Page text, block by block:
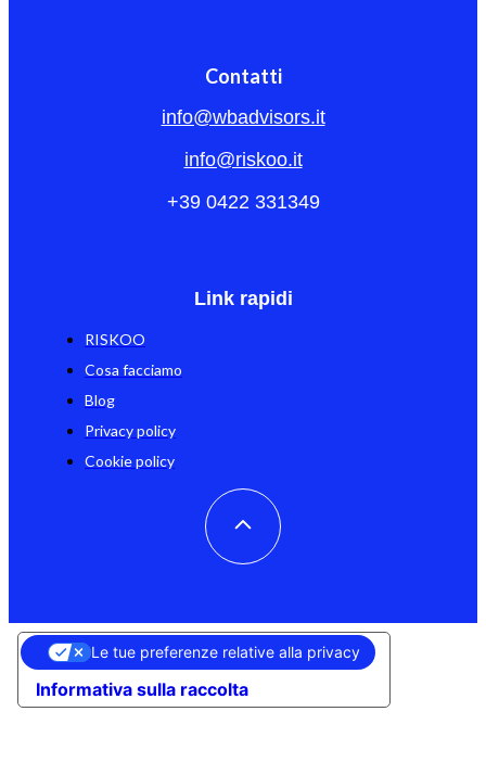
Contatti
info@wbadvisors.it
info@riskoo.it
+39 0422 331349
Link rapidi
RISKOO
Cosa facciamo
Blog
Privacy policy
Cookie policy
Informativa sulla raccolta
Le tue preferenze relative alla privacy